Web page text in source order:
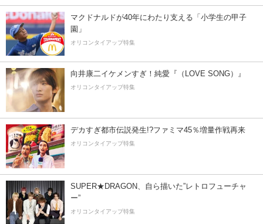
マクドナルドが40年にわたり支える「小学生の甲子
園」
オリコンタイアップ特集
向井康二イケメンすぎ！純愛『（LOVE SONG）』
オリコンタイアップ特集
デカすぎ都市伝説発生!?ファミマ45％増量作戦再来
オリコンタイアップ特集
SUPER★DRAGON、自ら描いた”レトロフューチャ
ー”
オリコンタイアップ特集